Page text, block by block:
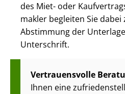
des Miet- oder
mak­ler begleiten Sie
Abstimmung der
Unterschrift.
Vertrauensvolle
Ihnen eine